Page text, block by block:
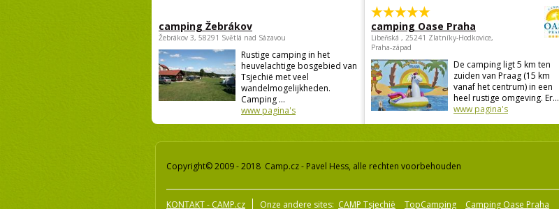
camping Žebrákov
Žebrákov 3, 58291 Světlá nad Sázavou
Rustige camping in het
heuvelachtige bosgebied van
Tsjechië met veel
wandelmogelijkheden.
Camping ...
www pagina's
camping Oase Praha
Libeňská , 25241 Zlatníky-Hodkovice,
Praha-západ
De camping ligt 5 km ten
zuiden van Praag (15 km
vanaf het centrum) in een
heel rustige omgeving. Er...
www pagina's
Copyright© 2009 - 2018 Camp.cz - Pavel Hess, alle rechten voorbehouden
KONTAKT - CAMP.cz Onze andere sites: CAMP Tsjechië TopCamping Camping Oase Praha